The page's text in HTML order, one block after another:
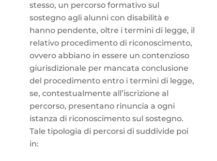
stesso, un percorso formativo sul
sostegno agli alunni con disabilità e
hanno pendente, oltre i termini di legge, il
relativo procedimento di riconoscimento,
ovvero abbiano in essere un contenzioso
giurisdizionale per mancata conclusione
del procedimento entro i termini di legge,
se, contestualmente all’iscrizione al
percorso, presentano rinuncia a ogni
istanza di riconoscimento sul sostegno.
Tale tipologia di percorsi di suddivide poi
in: